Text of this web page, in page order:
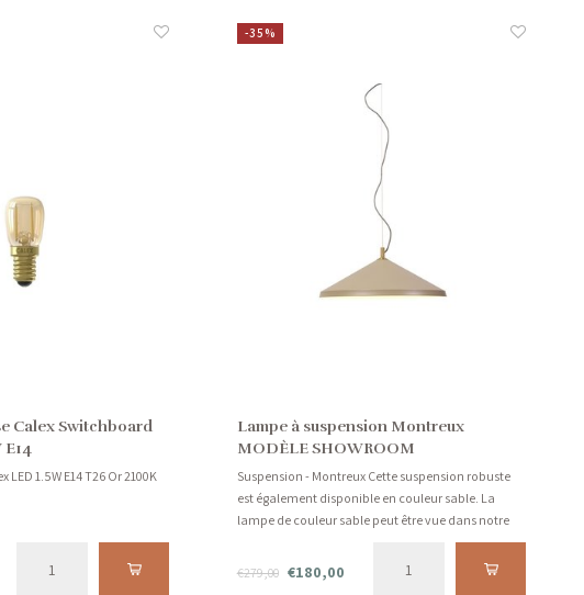
Calex Switchboard
E14
1.5W E14 T26 Or 2100K
-35%
Lampe à suspension Montreux
MODÈLE SHOWROOM
Suspension - Montreux Cette suspension robuste
est également disponible en couleur sable. La
lampe de couleur sable peut être vue dans notre
showroom. Veuillez nous contacter pour le délai
de livraison. Consultez la description ci-dessous
pour plus d'info
€279,00 €180,00